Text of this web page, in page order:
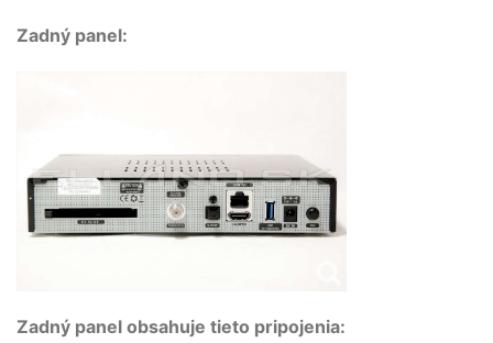
Zadný panel:
Zadný panel obsahuje tieto pripojenia: